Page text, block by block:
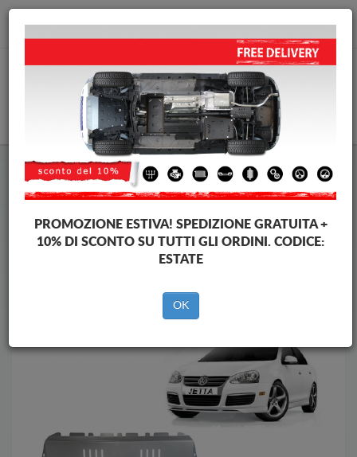
info@piastraparamotore.com
Piastra paramotore di acciaio Volkswagen
Piastra paramotore di acciaio Volkswagen Jetta
Brands
Brands
PROMOZIONE ESTIVA! SPEDIZIONE GRATUITA +
10% DI SCONTO SU TUTTI GLI ORDINI. CODICE:
ESTATE
OK